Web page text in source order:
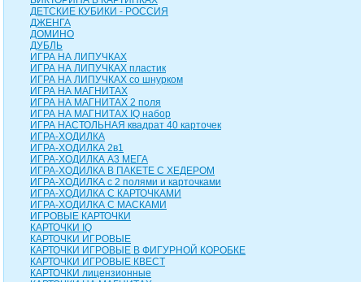
ДЕТСКИЕ КУБИКИ - РОССИЯ
ДЖЕНГА
ДОМИНО
ДУБЛЬ
ИГРА НА ЛИПУЧКАХ
ИГРА НА ЛИПУЧКАХ пластик
ИГРА НА ЛИПУЧКАХ со шнурком
ИГРА НА МАГНИТАХ
ИГРА НА МАГНИТАХ 2 поля
ИГРА НА МАГНИТАХ IQ набор
ИГРА НАСТОЛЬНАЯ квадрат 40 карточек
ИГРА-ХОДИЛКА
ИГРА-ХОДИЛКА 2в1
ИГРА-ХОДИЛКА А3 МЕГА
ИГРА-ХОДИЛКА В ПАКЕТЕ С ХЕДЕРОМ
ИГРА-ХОДИЛКА с 2 полями и карточками
ИГРА-ХОДИЛКА С КАРТОЧКАМИ
ИГРА-ХОДИЛКА С МАСКАМИ
ИГРОВЫЕ КАРТОЧКИ
КАРТОЧКИ IQ
КАРТОЧКИ ИГРОВЫЕ
КАРТОЧКИ ИГРОВЫЕ В ФИГУРНОЙ КОРОБКЕ
КАРТОЧКИ ИГРОВЫЕ КВЕСТ
КАРТОЧКИ лицензионные